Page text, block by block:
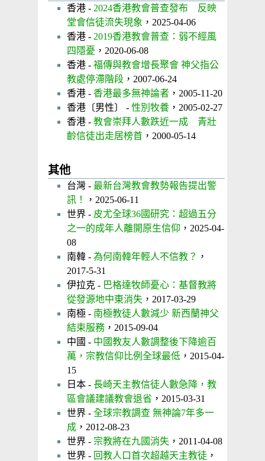
香港 - 2024香港教會普查發布 反映
堂會信徒流失現象 ，2025-04-06
香港 - 2019香港教會普查：弱不經風
四隱憂 ，2020-06-08
香港 - 福傳與教會增長聚會 神父指公
教處停滯階段 ，2007-06-24
香港 - 香港最多無神論者 ，2005-11-20
香港〔男性〕 - 性別牧養 ，2005-02-27
香港 - 教會崇拜人數跌近一成 青壯
齡信徒出走居榜首 ，2000-05-14
其他
台灣 - 最新台灣教會教勢報告提出警
訊！
，2025-06-11
世界 - 皮尤全球36國研究：超過五分
之一的成年人離開原生信仰 ，2025-04-
08
南韓 - 為何南韓年輕人不信教？ ，
2017-5-31
伊拉克 - 巴格達牧師憂心：基督教將
從發源地中東消失 ，2017-03-29
南極 - 南極教徒人數減少 新西蘭神父
結束服務 ，2015-09-04
中國 - 中國教友人數調整後下降逾百
萬，宗教信仰比例全球最低 ，2015-04-
15
日本 - 長崎天主教信徒人數急降，教
區會議建議教會退省 ，2015-03-31
世界 - 全球宗教調查 無神論7年多一
成 ，2012-08-23
世界 - 宗教將在九國消失 ，2011-04-08
世界 - 回教人口首次超越天主教徒 ，